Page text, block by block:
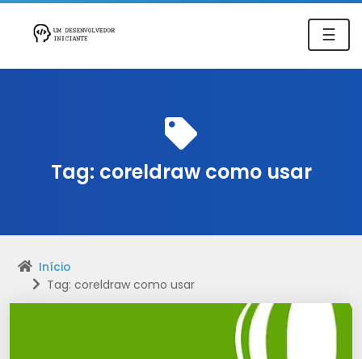
☰
Tag: coreldraw como usar
Início
Tag: coreldraw como usar